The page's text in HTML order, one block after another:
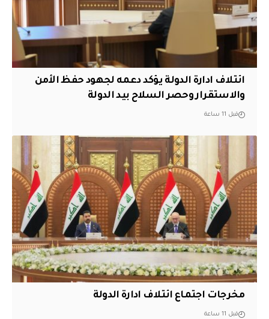
ائتلاف ادارة الدولة يؤكد دعمه لجهود حفظ الأمن
والاستقرار وحصر السلاح بيد الدولة
قبل 11 ساعة
مخرجات اجتماع ائتلاف ادارة الدولة
قبل 11 ساعة